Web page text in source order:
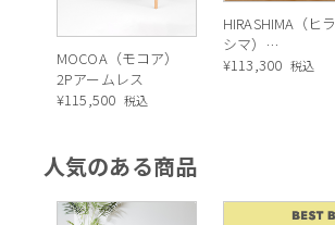
MOCOA（モコア）
2Pアームレス
¥115,500 税込
HIRASHIMA（ヒラ
シマ）
CARAMELLA（カラ
¥113,300 税込
人気のある商品